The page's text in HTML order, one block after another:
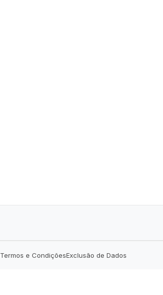
Termos e CondiçõesExclusão de Dados